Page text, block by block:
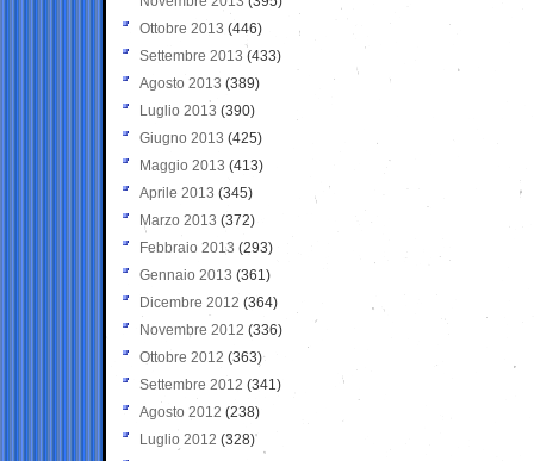
Ottobre 2013 (446)
Settembre 2013 (433)
Agosto 2013 (389)
Luglio 2013 (390)
Giugno 2013 (425)
Maggio 2013 (413)
Aprile 2013 (345)
Marzo 2013 (372)
Febbraio 2013 (293)
Gennaio 2013 (361)
Dicembre 2012 (364)
Novembre 2012 (336)
Ottobre 2012 (363)
Settembre 2012 (341)
Agosto 2012 (238)
Luglio 2012 (328)